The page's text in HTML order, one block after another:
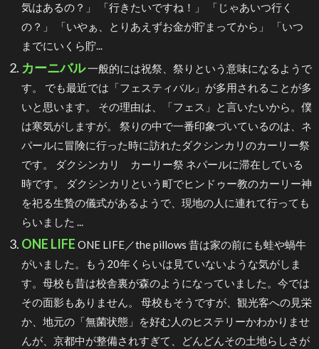
気はあるの？」 「行きたいですね！」 「じゃあいつ行く
の？」 「いやぁ、とりあえずお金が貯まってから」 「いつ
までにいくら貯...
カーニバル一般的には祝祭、祭りという意味になるようで
す。 でも最近では「フェスティバル」が多用されることが多
いと思います。 その理由は、「フェス」と言いたいから。僕
は寒気がしますが。 祭りの中で一番印象づいているのは、ネ
パールに冒険に行った時に訪れたダクシンカリのカーリー祭
です。 ダクシンカリ カーリー祭 ネパールに滞在している
時です。 ダクシンカリという町でヒンドゥー教のカーリー神
を祀る生贄の儀式があるようで、現地の人に連れて行っても
らいました ...
ONE LIFE ONE LIFE／the pillows 昔は家の前にも蛙や蝸牛
がいました。もう20年くらいは見ていないような気がしま
す。母校も昔は校舎裏が森のようになっていました。今では
その面影もありません。 母校もそうですが、観光客への見栄
か、地元の「無菌状態」を好む人のヒステリーかわかりませ
んが、京都中が整備されすぎて、どんどんその土地らしさが